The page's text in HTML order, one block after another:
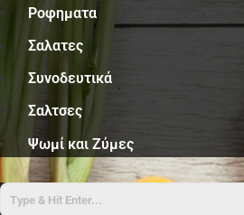
ύ
Ροφηματα
Σαλατες
Συνοδευτικά
Σαλτσες
Ψωμί και Ζύμες